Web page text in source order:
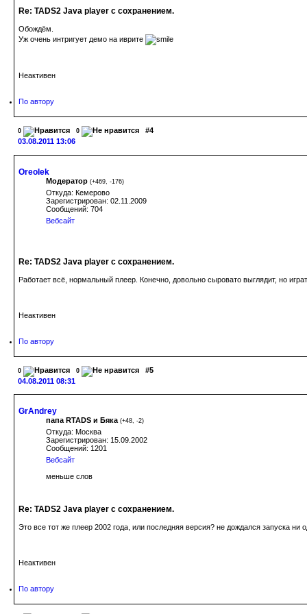
Re: TADS2 Java player с сохранением.
Обождём.
Уж очень интригует демо на иврите
Неактивен
По автору
0 0
#4
03.08.2011 13:06
Oreolek
Модератор (+469 -176)
Откуда: Кемерово
Зарегистрирован: 02.11.2009
Сообщений: 704
Вебсайт
Re: TADS2 Java player с сохранением.
Работает всё, нормальный плеер. Конечно, довольно сыровато выглядит, но
Неактивен
По автору
0 0
#5
04.08.2011 08:31
GrAndrey
папа RTADS и Бяка(+48, -2)
Откуда: Москва
Зарегистрирован: 15.09.2002
Сообщений: 1201
Вебсайт
меньше слов
Re: TADS2 Java player с сохранением.
Это все тот же плеер 2002 года, или последняя версия? не дождался запуска ни
Неактивен
По автору